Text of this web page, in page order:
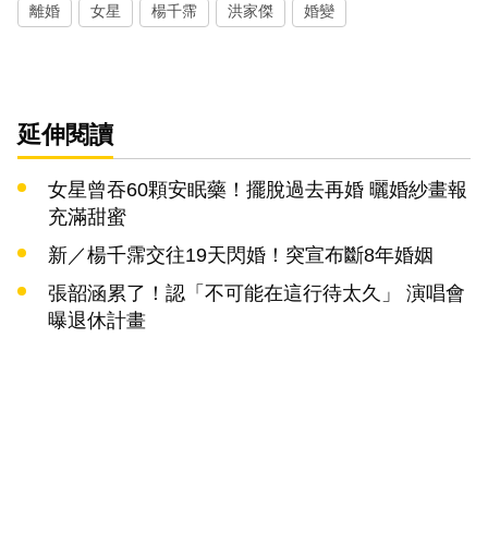
離婚 女星 楊千霈 洪家傑 婚變
延伸閱讀
女星曾吞60顆安眠藥！擺脫過去再婚 曬婚紗畫報
充滿甜蜜
新／楊千霈交往19天閃婚！突宣布斷8年婚姻
張韶涵累了！認「不可能在這行待太久」 演唱會
曝退休計畫